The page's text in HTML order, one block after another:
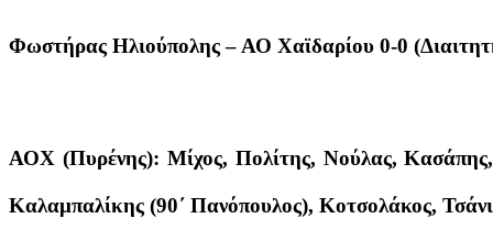
Φωστήρας Ηλιούπολης – ΑΟ Χαϊδαρίου 0-0
ΑΟΧ (Πυρένης): Μίχος, Πολίτης, Νούλας,
Καλαμπαλίκης (90΄ Πανόπουλος), Κοτσολάκος,